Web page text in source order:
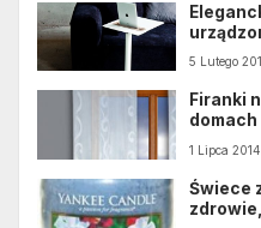
5 Lutego
Firanki
domach
1 Lipca 2014
Świece